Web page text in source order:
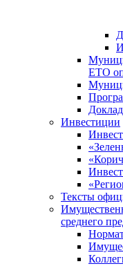
ЕТО
Инвестиции
Тексты
среднего